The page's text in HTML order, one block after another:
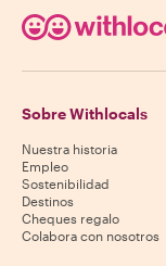
Sobre Withlocals
Nuestra historia
Empleo
Sostenibilidad
Destinos
Cheques regalo
Colabora con nosotros